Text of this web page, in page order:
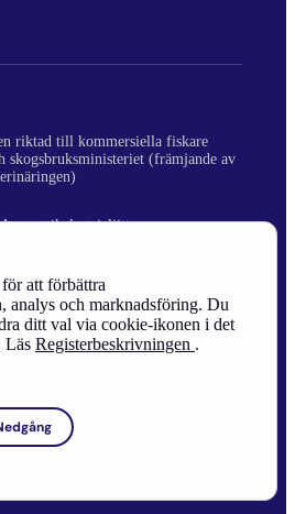
att förbättra
analys och marknadsföring. Du
ditt val via cookie-ikonen i det
Läs Registerbeskrivningen .
riktad till kommersiella fiskare
skogsbruksministeriet (främjande av
ry.
Credits